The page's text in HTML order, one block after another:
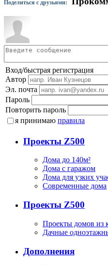
Поделиться с друзьями:
Вход/быстрая регистрация
Автор
Эл. почта
Пароль
Повторить пароль
я принимаю правила
Проекты Z500
Дома до 140м²
Дома с гаражом
Дома для узких
Современные дома
Проекты Z500
Проекты домов из
Дачные
Дополнения